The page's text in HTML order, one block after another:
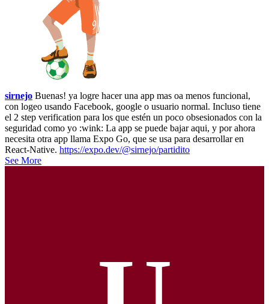
sirnejo Buenas! ya logre hacer una app mas oa menos funcional,
con logeo usando Facebook, google o usuario normal. Incluso tiene
el 2 step verification para los que estén un poco obsesionados con la
seguridad como yo :wink: La app se puede bajar aqui, y por ahora
necesita otra app llama Expo Go, que se usa para desarrollar en
React-Native. https://expo.dev/@sirnejo/partidito
See More